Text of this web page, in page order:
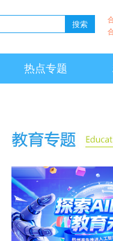
热点专题